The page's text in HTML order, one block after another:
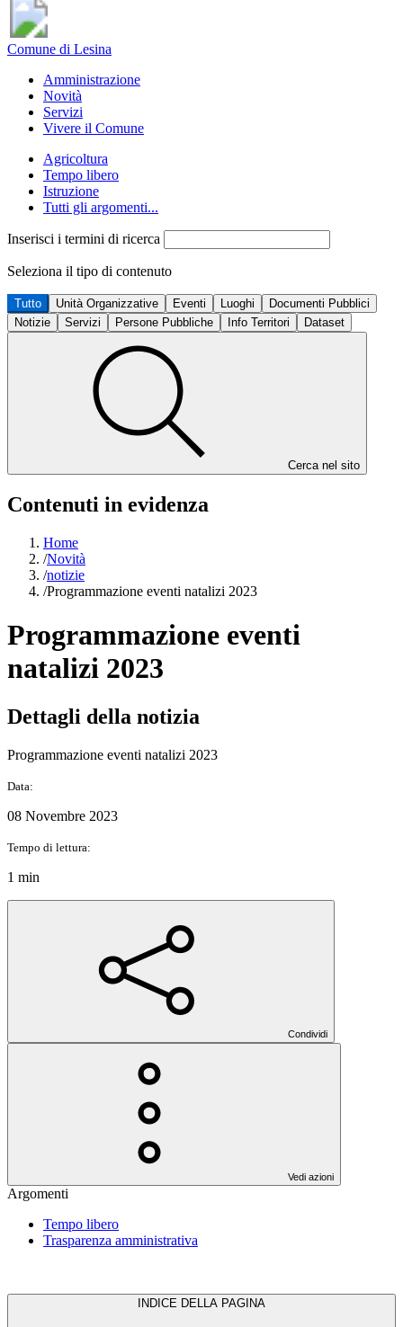
Comune di Lesina
Amministrazione
Novità
Servizi
Vivere il Comune
Agricoltura
Tempo libero
Istruzione
Tutti gli argomenti...
Inserisci i termini di ricerca
Seleziona il tipo di contenuto
Tutto Unità Organizzative Eventi Luoghi
Documenti Pubblici
Notizie
Servizi Persone Pubbliche Info Territori Dataset
Cerca nel sito
Contenuti in evidenza
Home
/Novità
/notizie
/Programmazione eventi natalizi 2023
Programmazione eventi
natalizi 2023
Dettagli della notizia
Programmazione eventi natalizi 2023
Data:
08 Novembre 2023
Tempo di lettura:
1 min
Condividi
Vedi azioni
Argomenti
Tempo libero
Trasparenza amministrativa
INDICE DELLA PAGINA